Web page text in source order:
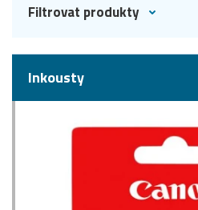
Filtrovat produkty
Inkousty